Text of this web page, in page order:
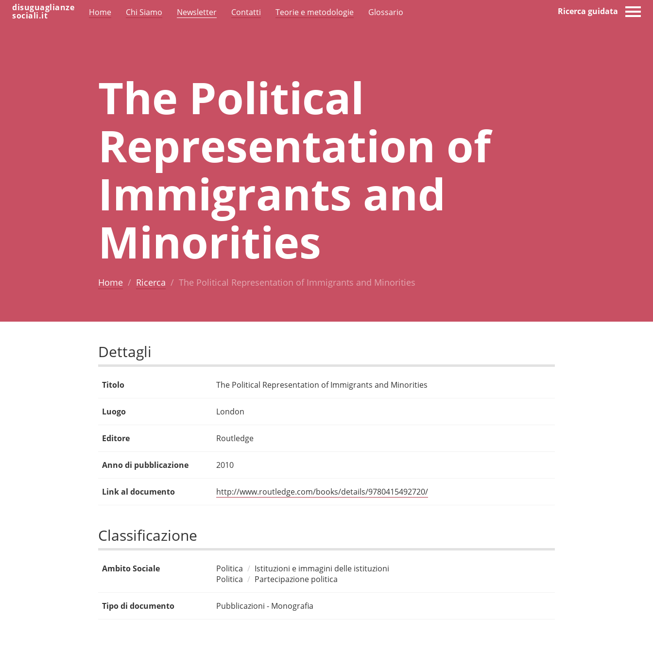
disuguaglianze
sociali.it Home Chi Siamo Newsletter Contatti Teorie e metodologie Glossario Ricerca guidata
The Political
Representation of
Immigrants and
Minorities
Home Ricerca The Political Representation of Immigrants and Minorities
Dettagli
Titolo The Political Representation of Immigrants and Minorities
Luogo London
Editore Routledge
Anno di pubblicazione 2010
Link al documento http://www.routledge.com/books/details/9780415492720/
Classificazione
Ambito Sociale Politica
Istituzioni e immagini delle istituzioni
Politica
Partecipazione politica
Tipo di documento Pubblicazioni - Monografia